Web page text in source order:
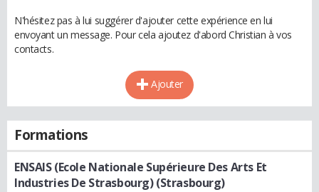
N'hésitez pas à lui suggérer d'ajouter cette expérience en lui
envoyant un message. Pour cela ajoutez d'abord Christian à vos
contacts.
Ajouter
Formations
ENSAIS (Ecole Nationale Supérieure Des Arts Et
Industries De Strasbourg) (Strasbourg)